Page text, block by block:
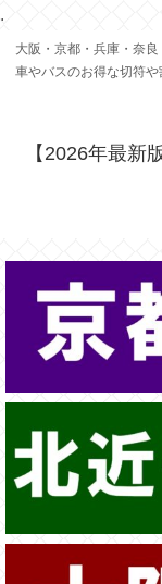
.
大阪・京都・兵庫・奈
車やバスのお得な切符
【2026年最新